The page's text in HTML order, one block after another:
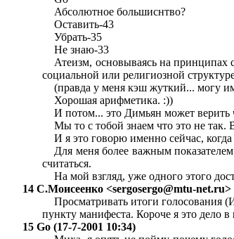
Абсолютное большиснтво?
Оставить-43
Убрать-35
Не знаю-33
Атеизм, основываясь на принципах
социальной или религиозной
(правда у меня кэш жуткий... могу
Хорошая арифметика. :))
И потом... это Димьян может верить
Мы то с тобой знаем что это не
И я это говорю именно сейчас,
Для меня более важным
считаться.
На мой взгляд, уже одного этого
14 С.Моисеенко <sergosergo@mtu-net.ru>
Просматривать итоги голосования
пункту манифеста. Короче я это дело
15 Go (17-7-2001 10:34)